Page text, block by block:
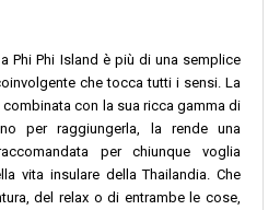
Phi Phi Island è più di una semplice
che tocca tutti i sensi. La
con la sua ricca gamma di
per raggiungerla, la rende una
per chiunque voglia
vita insulare della Thailandia. Che
del relax o di entrambe le cose,